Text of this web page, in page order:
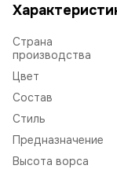
Страна
производства
Цвет
Состав
Стиль
Предназначение
Высота ворса